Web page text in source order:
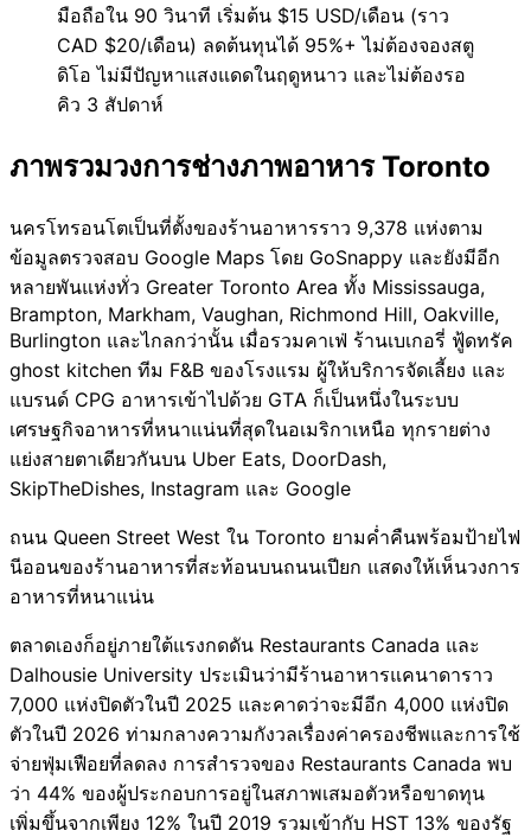
มือถือใน 90 วินาที เริ่มต้น $15 USD/เดือน (ราว
CAD $20/เดือน) ลดต้นทุนได้ 95%+ ไม่ต้องจองสตู
ดิโอ ไม่มีปัญหาแสงแดดในฤดูหนาว และไม่ต้องรอ
คิว 3 สัปดาห์
ภาพรวมวงการช่างภาพอาหาร Toronto
นครโทรอนโตเป็นที่ตั้งของร้านอาหารราว 9,378 แห่งตาม
ข้อมูลตรวจสอบ Google Maps โดย GoSnappy และยังมีอีก
หลายพันแห่งทั่ว Greater Toronto Area ทั้ง Mississauga,
Brampton, Markham, Vaughan, Richmond Hill, Oakville,
Burlington และไกลกว่านั้น เมื่อรวมคาเฟ่ ร้านเบเกอรี่ ฟู้ดทรัค
ghost kitchen ทีม F&B ของโรงแรม ผู้ให้บริการจัดเลี้ยง และ
แบรนด์ CPG อาหารเข้าไปด้วย GTA ก็เป็นหนึ่งในระบบ
เศรษฐกิจอาหารที่หนาแน่นที่สุดในอเมริกาเหนือ ทุกรายต่าง
แย่งสายตาเดียวกันบน Uber Eats, DoorDash,
SkipTheDishes, Instagram และ Google
ถนน Queen Street West ใน Toronto ยามค่ำคืนพร้อมป้ายไฟ
นีออนของร้านอาหารที่สะท้อนบนถนนเปียก แสดงให้เห็นวงการ
อาหารที่หนาแน่น
ตลาดเองก็อยู่ภายใต้แรงกดดัน Restaurants Canada และ
Dalhousie University ประเมินว่ามีร้านอาหารแคนาดาราว
7,000 แห่งปิดตัวในปี 2025 และคาดว่าจะมีอีก 4,000 แห่งปิด
ตัวในปี 2026 ท่ามกลางความกังวลเรื่องค่าครองชีพและการใช้
จ่ายฟุ่มเฟือยที่ลดลง การสำรวจของ Restaurants Canada พบ
ว่า 44% ของผู้ประกอบการอยู่ในสภาพเสมอตัวหรือขาดทุน
เพิ่มขึ้นจากเพียง 12% ในปี 2019 รวมเข้ากับ HST 13% ของรัฐ